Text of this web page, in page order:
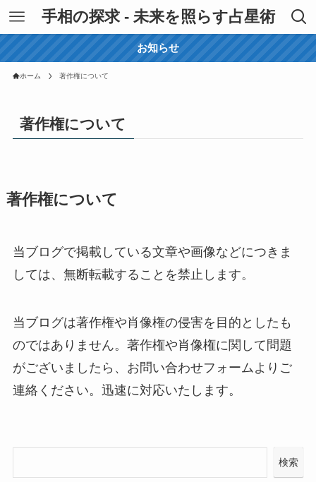
手相の探求 - 未来を照らす占星術
お知らせ
ホーム 著作権について
著作権について
著作権について
当ブログで掲載している文章や画像などにつきま
しては、無断転載することを禁止します。
当ブログは著作権や肖像権の侵害を目的としたも
のではありません。著作権や肖像権に関して問題
がございましたら、お問い合わせフォームよりご
連絡ください。迅速に対応いたします。
検索